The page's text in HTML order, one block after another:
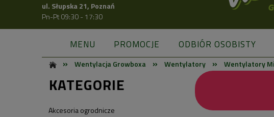
ul. Słupska 21, Poznań
Pn-Pt 09:30 - 17:30
MENU PROMOCJE ODBIÓR OSOBISTY
» Wentylacja Growboxa » Wentylatory » Wentylatory
KATEGORIE
Akcesoria ogrodnicze